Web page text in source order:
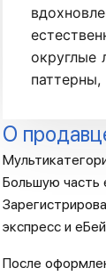
округлые
О
Большую часть
экспресс и
После